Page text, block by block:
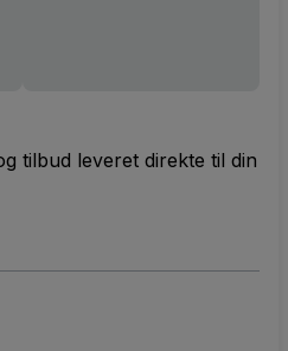
tilbud leveret direkte til din